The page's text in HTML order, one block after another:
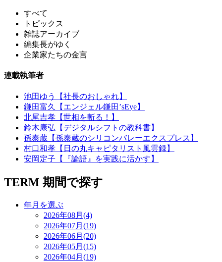
すべて
トピックス
雑誌アーカイブ
編集長がゆく
企業家たちの金言
連載執筆者
池田ゆう【社長のおしゃれ】
鎌田富久【エンジェル鎌田’sEye】
北尾吉孝【世相を斬る！】
鈴木康弘【デジタルシフトの教科書】
孫泰蔵【孫泰蔵のシリコンバレーエクスプレス】
村口和孝【日の丸キャピタリスト風雲録】
安岡定子【『論語』を実践に活かす】
TERM 期間で探す
年月を選ぶ
2026年08月(4)
2026年07月(19)
2026年06月(20)
2026年05月(15)
2026年04月(19)